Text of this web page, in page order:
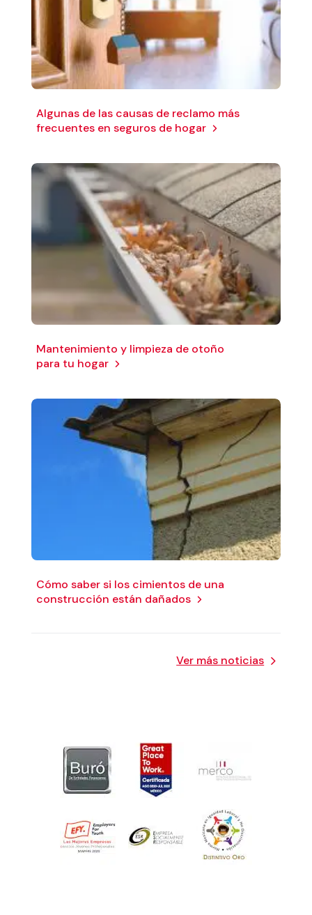
Algunas de las causas de reclamo más
frecuentes en seguros de hogar
Mantenimiento y limpieza de otoño
para tu hogar
Cómo saber si los cimientos de una
construcción están dañados
Ver más noticias